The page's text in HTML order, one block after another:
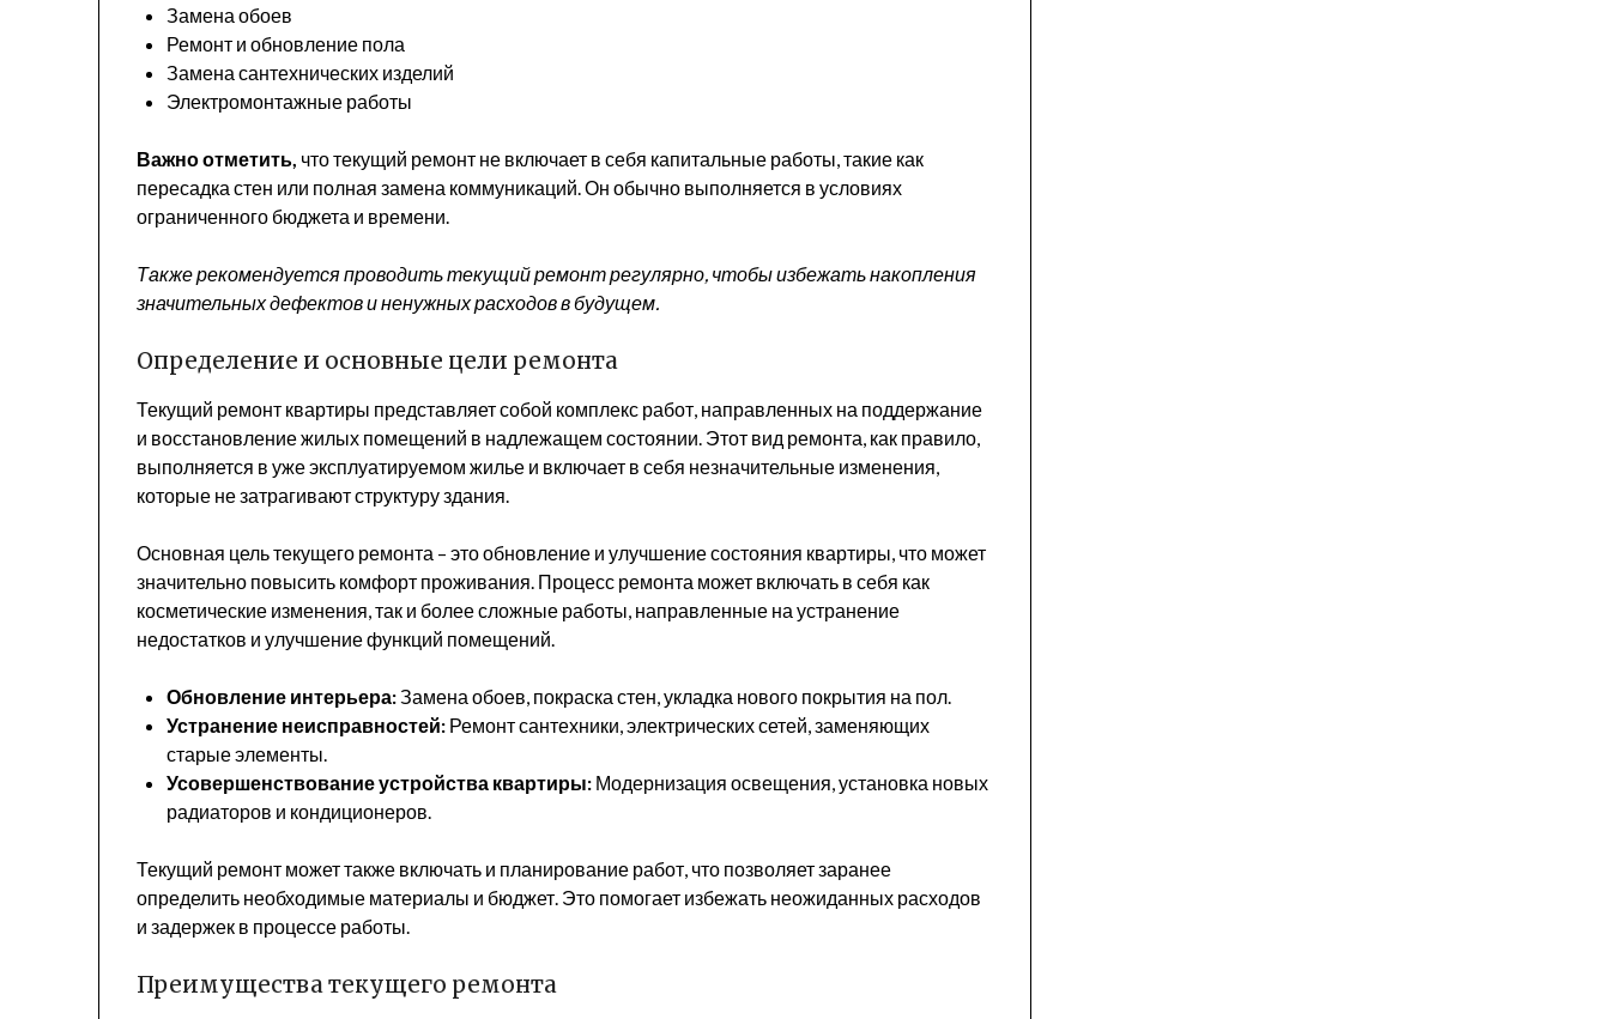
Замена обоев
Ремонт и обновление пола
Замена сантехнических изделий
Электромонтажные работы
Важно отметить, что текущий ремонт не включает в себя капитальные работы, такие как
пересадка стен или полная замена коммуникаций. Он обычно выполняется в условиях
ограниченного бюджета и времени.
Также рекомендуется проводить текущий ремонт регулярно, чтобы избежать накопления
значительных дефектов и ненужных расходов в будущем.
Определение и основные цели ремонта
Текущий ремонт квартиры представляет собой комплекс работ, направленных на поддержание
и восстановление жилых помещений в надлежащем состоянии. Этот вид ремонта, как правило,
выполняется в уже эксплуатируемом жилье и включает в себя незначительные изменения,
которые не затрагивают структуру здания.
Основная цель текущего ремонта – это обновление и улучшение состояния квартиры, что может
значительно повысить комфорт проживания. Процесс ремонта может включать в себя как
косметические изменения, так и более сложные работы, направленные на устранение
недостатков и улучшение функций помещений.
Обновление интерьера:Замена обоев, покраска стен, укладка нового покрытия на пол.
Устранение неисправностей: Ремонт сантехники, электрических сетей, заменяющих
старые элементы.
Усовершенствование устройства квартиры: Модернизация освещения, установка новых
радиаторов и кондиционеров.
Текущий ремонт может также включать и планирование работ, что позволяет заранее
определить необходимые материалы и бюджет. Это помогает избежать неожиданных расходов
и задержек в процессе работы.
Преимущества текущего ремонта